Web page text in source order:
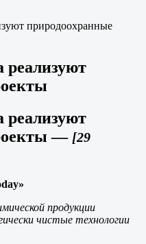
природоохранные
реализуют
реализуют
— [29
продукции
чистые технологии